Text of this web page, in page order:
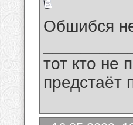
Обшибся
тот кто не
предстаёт